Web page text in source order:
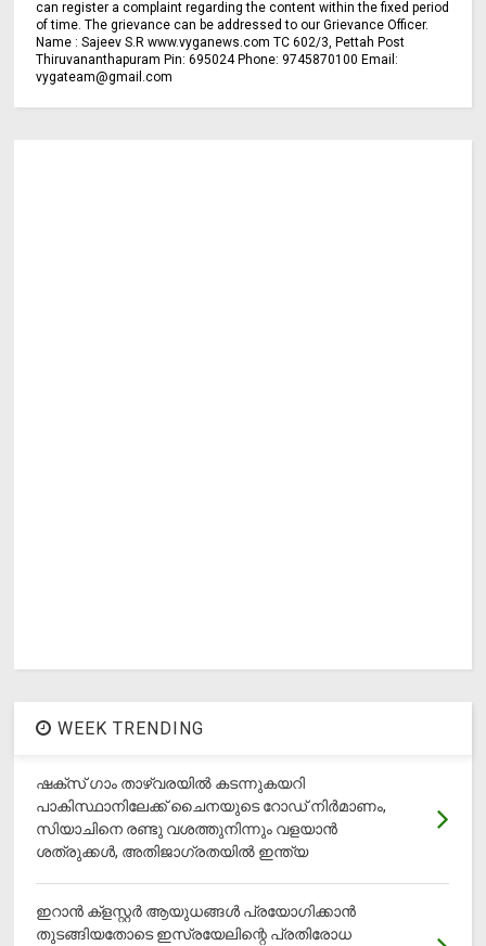
can register a complaint regarding the content within the fixed period
of time. The grievance can be addressed to our Grievance Officer.
Name : Sajeev S.R www.vyganews.com TC 602/3, Pettah Post
Thiruvananthapuram Pin: 695024 Phone: 9745870100 Email:
vygateam@gmail.com
WEEK TRENDING
ഷക്സ് ​ഗാം താഴ്‌വരയിൽ കടന്നുകയറി
പാകിസ്ഥാനിലേക്ക് ചൈനയുടെ റോഡ് നിർമാണം,
സിയാചിനെ രണ്ടു വശത്തുനിന്നും വളയാൻ
ശത്രുക്കൾ, അതിജാ​ഗ്രതയിൽ ഇന്ത്യ
ഇറാന്‍ ക്‌ളസ്റ്റര്‍ ആയുധങ്ങള്‍ പ്രയോഗിക്കാന്‍
തുടങ്ങിയതോടെ ഇസ്രയേലിന്റെ പ്രതിരോധ